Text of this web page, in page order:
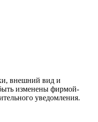
внешний вид и
изменены фирмой-
уведомления.